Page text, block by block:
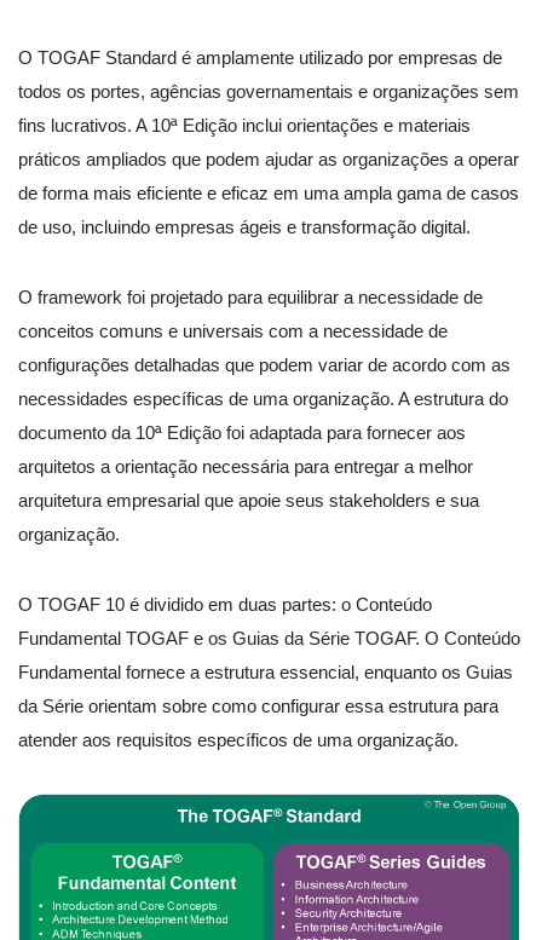
O TOGAF Standard é amplamente utilizado por empresas de
todos os portes, agências governamentais e organizações sem
fins lucrativos. A 10ª Edição inclui orientações e materiais
práticos ampliados que podem ajudar as organizações a operar
de forma mais eficiente e eficaz em uma ampla gama de casos
de uso, incluindo empresas ágeis e transformação digital.
O framework foi projetado para equilibrar a necessidade de
conceitos comuns e universais com a necessidade de
configurações detalhadas que podem variar de acordo com as
necessidades específicas de uma organização. A estrutura do
documento da 10ª Edição foi adaptada para fornecer aos
arquitetos a orientação necessária para entregar a melhor
arquitetura empresarial que apoie seus stakeholders e sua
organização.
O TOGAF 10 é dividido em duas partes: o Conteúdo
Fundamental TOGAF e os Guias da Série TOGAF. O Conteúdo
Fundamental fornece a estrutura essencial, enquanto os Guias
da Série orientam sobre como configurar essa estrutura para
atender aos requisitos específicos de uma organização.